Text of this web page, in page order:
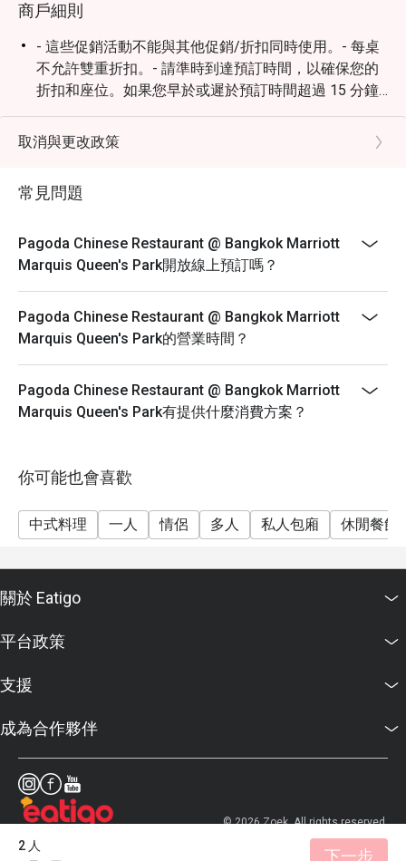
商戶細則
- 這些促銷活動不能與其他促銷/折扣同時使用。- 每桌
不允許雙重折扣。- 請準時到達預訂時間，以確保您的
折扣和座位。如果您早於或遲於預訂時間超過 15 分鐘
到達，您的預訂將無效。星期一至星期日 11:30 – 14:30
- 午餐 17:30 – 21:30 - 晚餐* (最後點餐時間 21:30)
取消與更改政策
常見問題
Pagoda Chinese Restaurant @ Bangkok Marriott
Marquis Queen's Park開放線上預訂嗎？
Pagoda Chinese Restaurant @ Bangkok Marriott
Marquis Queen's Park的營業時間？
Pagoda Chinese Restaurant @ Bangkok Marriott
Marquis Queen's Park有提供什麼消費方案？
你可能也會喜歡
中式料理 一人 情侶 多人 私人包廂 休閒餐飲
2 人
下一步
關於 Eatigo
平台政策
支援
成為合作夥伴
© 2026 Zoek. All rights reserved.